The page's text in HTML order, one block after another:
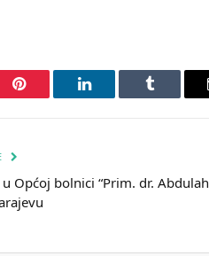
Pinterest LinkedIn Tumblr
Općoj bolnici “Prim. dr. Abdulah